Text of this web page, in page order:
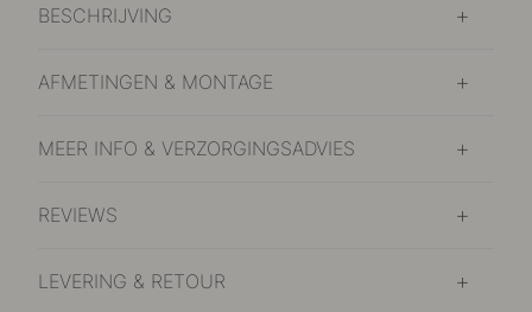
BESCHRIJVING
AFMETINGEN & MONTAGE
MEER INFO & VERZORGINGSADVIES
REVIEWS
LEVERING & RETOUR